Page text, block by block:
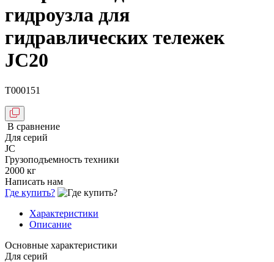
гидроузла для
гидравлических тележек
JC20
T000151
В сравнение
Для серий
JC
Грузоподъемность техники
2000 кг
Написать нам
Где купить?
Характеристики
Описание
Основные характеристики
Для серий